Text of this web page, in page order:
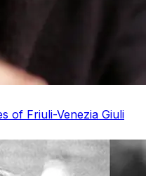
of Friuli-Venezia Giuli